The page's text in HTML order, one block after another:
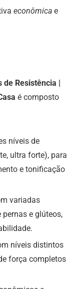
econômica e
de Resistência |
é composto
níveis de
ultra forte), para
e tonificação
variadas
e glúteos,
níveis distintos
força completos